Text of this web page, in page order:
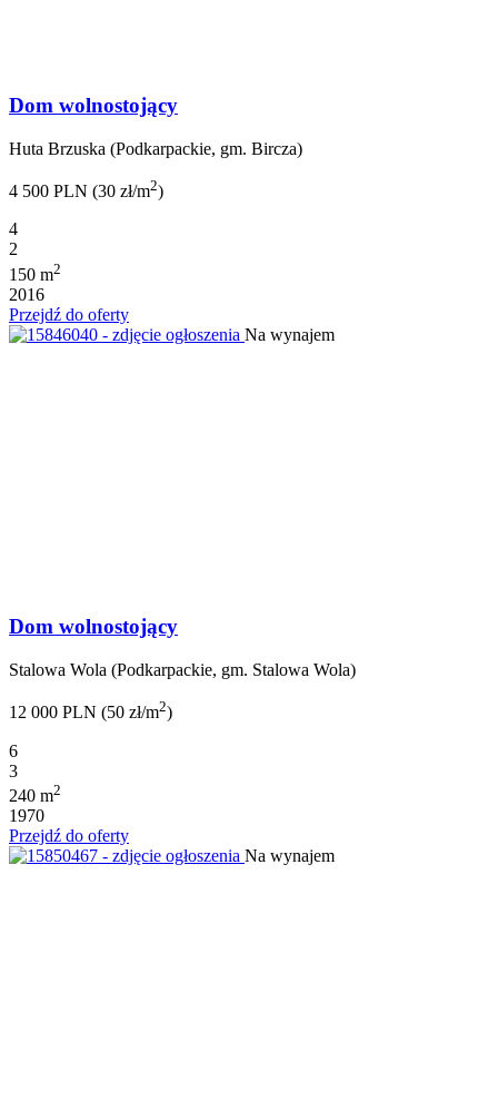
Dom wolnostojący
Huta Brzuska (Podkarpackie, gm. Bircza)
4 500 PLN (30 zł/m2)
4
2
150 m2
2016
Przejdź do oferty
Na wynajem
Dom wolnostojący
Stalowa Wola (Podkarpackie, gm. Stalowa Wola)
12 000 PLN (50 zł/m2)
6
3
240 m2
1970
Przejdź do oferty
Na wynajem